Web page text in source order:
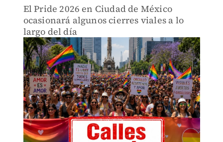
El Pride 2026 en Ciudad de México
ocasionará algunos cierres viales a lo
largo del día